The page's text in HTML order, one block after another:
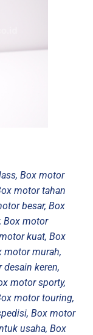
Box motor
motor tahan
besar, Box
Box motor
kuat, Box
motor murah,
keren,
motor sporty,
motor touring,
Box motor
usaha, Box